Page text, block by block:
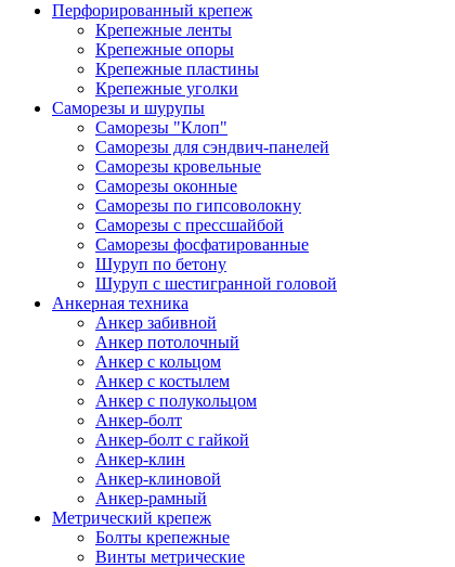
Перфорированный крепеж
Крепежные ленты
Крепежные опоры
Крепежные пластины
Крепежные уголки
Саморезы и шурупы
Саморезы "Клоп"
Саморезы для сэндвич-панелей
Саморезы кровельные
Саморезы оконные
Саморезы по гипсоволокну
Саморезы с прессшайбой
Саморезы фосфатированные
Шуруп по бетону
Шуруп с шестигранной головой
Анкерная техника
Анкер забивной
Анкер потолочный
Анкер с кольцом
Анкер с костылем
Анкер с полукольцом
Анкер-болт
Анкер-болт с гайкой
Анкер-клин
Анкер-клиновой
Анкер-рамный
Метрический крепеж
Болты крепежные
Винты метрические